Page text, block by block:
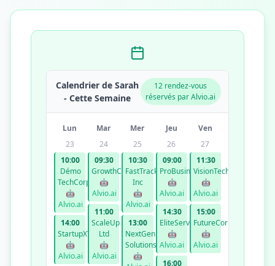
Calendrier de Sarah
- Cette Semaine
12 rendez-vous
réservés par Alvio.ai
Lun Mar Mer Jeu
Ven
23
10:00
Démo
TechCorp
🤖
Alvio.ai
14:00
StartupXYZ
🤖
Alvio.ai
24
09:30
GrowthCo
🤖
Alvio.ai
11:00
ScaleUp
Ltd
🤖
Alvio.ai
25
10:30
FastTrack
Inc
🤖
Alvio.ai
13:00
NextGen
Solutions
🤖
26
09:00
ProBusiness
🤖
Alvio.ai
14:30
EliteServices
🤖
Alvio.ai
16:00
27
11:30
VisionTech
🤖
Alvio.ai
15:00
FutureCorp
🤖
Alvio.ai